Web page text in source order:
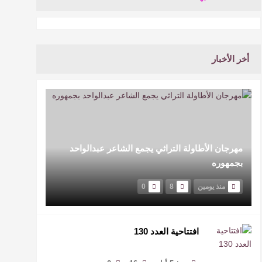
أخر الأخبار
مهرجان الأطاولة التراثي يجمع الشاعر عبدالواحد
بجمهوره
منذ يومين 8
0
افتتاحية العدد 130